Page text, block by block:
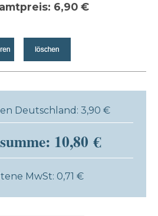
6,90 €
Deutschland: 3,90 €
10,80 €
MwSt: 0,71 €